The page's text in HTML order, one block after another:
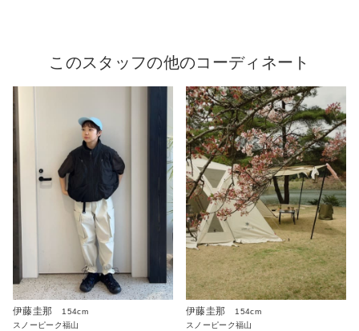
このスタッフの他のコーディネート
伊藤圭那
154cm
スノーピーク福山
伊藤圭那
154cm
スノーピーク福山